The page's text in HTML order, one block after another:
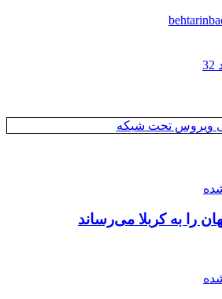
ویروس تحت شبکه
را به کربلا می‌رساند